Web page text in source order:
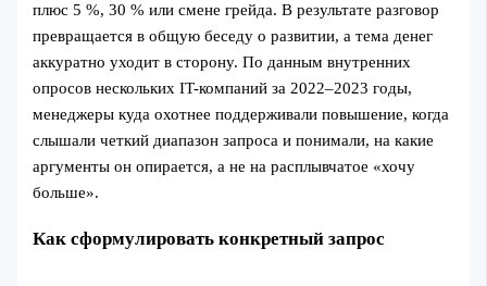
плюс 5 %, 30 % или смене грейда. В результате разговор
превращается в общую беседу о развитии, а тема денег
аккуратно уходит в сторону. По данным внутренних
опросов нескольких IT-компаний за 2022–2023 годы,
менеджеры куда охотнее поддерживали повышение, когда
слышали четкий диапазон запроса и понимали, на какие
аргументы он опирается, а не на расплывчатое «хочу
больше».
Как сформулировать конкретный запрос